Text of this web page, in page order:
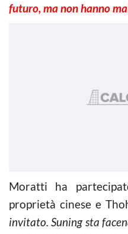
futuro, ma non hanno
Moratti ha
proprietà cinese e
invitato. Suning sta